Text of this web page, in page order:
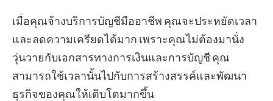
เมื่อคุณจ้างบริการบัญชีมืออาชีพ คุณจะประหยัดเวลา
และลดความเครียดได้มาก เพราะคุณไม่ต้องมานั่ง
วุ่นวายกับเอกสารทางการเงินและการบัญชี คุณ
สามารถใช้เวลานั้นไปกับการสร้างสรรค์และพัฒนา
ธุรกิจของคุณให้เติบโตมากขึ้น